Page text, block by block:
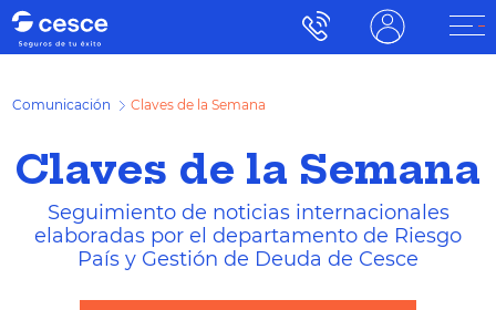
Comunicación Claves de la Semana
Claves de la Semana
Seguimiento de noticias internacionales
elaboradas por el departamento de Riesgo
País y Gestión de Deuda de Cesce